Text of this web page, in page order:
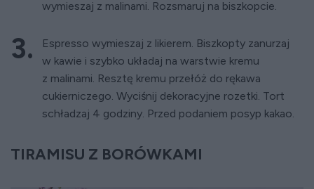
wymieszaj z malinami. Rozsmaruj na biszkopcie.
Espresso wymieszaj z likierem. Biszkopty zanurzaj
w kawie i szybko układaj na warstwie kremu
z malinami. Resztę kremu przełóż do rękawa
cukierniczego. Wyciśnij dekoracyjne rozetki. Tort
schładzaj 4 godziny. Przed podaniem posyp kakao.
TIRAMISU Z BORÓWKAMI